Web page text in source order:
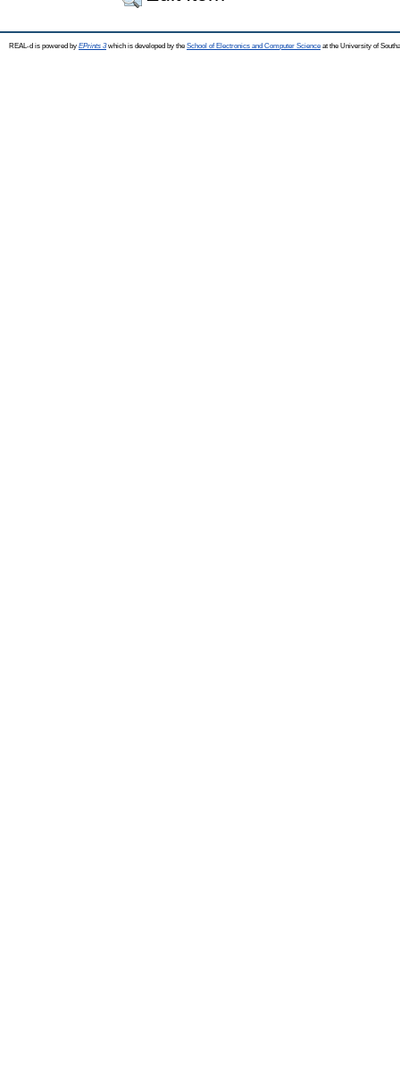
REAL-d is powered by EPrints 3which is developed by the School of Electronics and Computer Science at the University of